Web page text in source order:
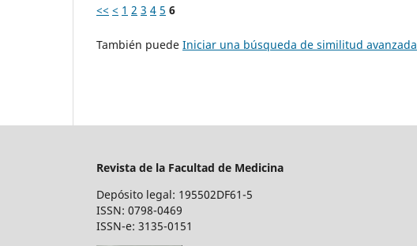
<< < 1 2 3 4 5 6
También puede Iniciar una búsqueda de similitud avanzada
Revista de la Facultad de Medicina
Depósito legal: 195502DF61-5
ISSN: 0798-0469
ISSN-e: 3135-0151